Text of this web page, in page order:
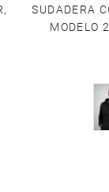
SUDADERA
MODELO